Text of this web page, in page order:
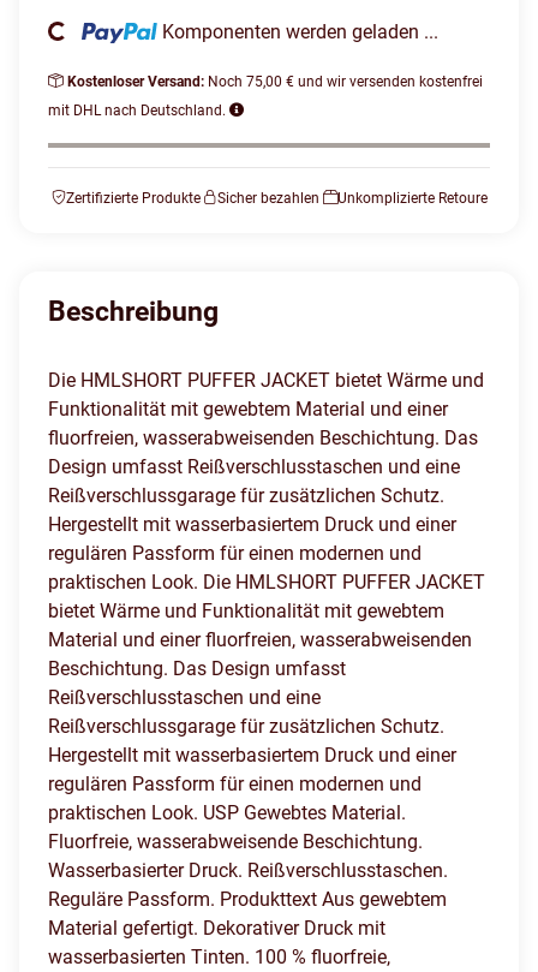
Komponenten werden geladen ...
Kostenloser Versand: Noch 75,00 € und wir versenden kostenfrei
mit DHL nach Deutschland.
Zertifizierte Produkte Sicher bezahlen Unkomplizierte Retoure
Beschreibung
Die HMLSHORT PUFFER JACKET bietet Wärme und
Funktionalität mit gewebtem Material und einer
fluorfreien, wasserabweisenden Beschichtung. Das
Design umfasst Reißverschlusstaschen und eine
Reißverschlussgarage für zusätzlichen Schutz.
Hergestellt mit wasserbasiertem Druck und einer
regulären Passform für einen modernen und
praktischen Look. Die HMLSHORT PUFFER JACKET
bietet Wärme und Funktionalität mit gewebtem
Material und einer fluorfreien, wasserabweisenden
Beschichtung. Das Design umfasst
Reißverschlusstaschen und eine
Reißverschlussgarage für zusätzlichen Schutz.
Hergestellt mit wasserbasiertem Druck und einer
regulären Passform für einen modernen und
praktischen Look. USP Gewebtes Material.
Fluorfreie, wasserabweisende Beschichtung.
Wasserbasierter Druck. Reißverschlusstaschen.
Reguläre Passform. Produkttext Aus gewebtem
Material gefertigt. Dekorativer Druck mit
wasserbasierten Tinten. 100 % fluorfreie,